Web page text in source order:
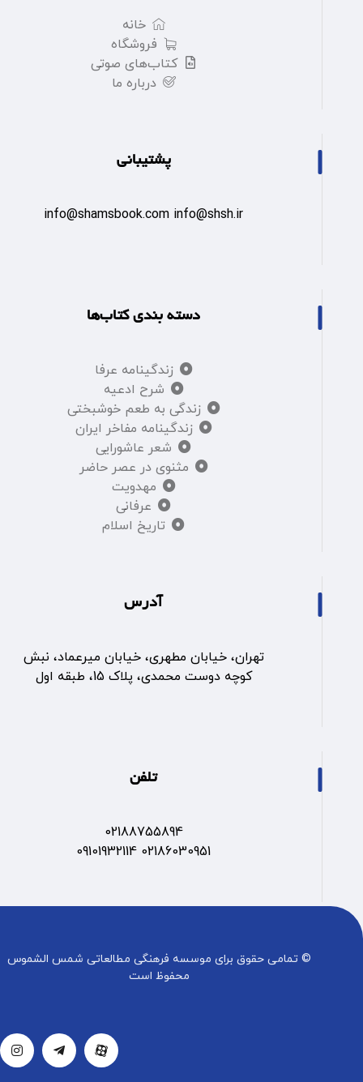
خانه
فروشگاه
کتاب‌های صوتی
درباره ما
پشتیبانی
info@shamsbook.com info@shsh.ir
دسته بندی کتاب‌ها
زندگینامه عرفا
شرح ادعیه
زندگی به طعم خوشبختی
زندگینامه مفاخر ایران
شعر عاشورایی
مثنوی در عصر حاضر
مهدویت
عرفانی
تاریخ اسلام
آدرس
تهران، خیابان مطهری، خیابان میرعماد، نبش
کوچه دوست محمدی، پلاک 15، طبقه اول
تلفن
02188755894
02186030951 09101932114
© تمامی حقوق برای موسسه فرهنگی مطالعاتی شمس الشموس
محفوظ است